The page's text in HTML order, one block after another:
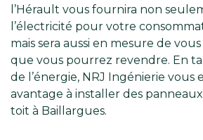
l’Hérault vous fournira non
l’électricité pour votre
mais sera aussi en mesure de
que vous pourrez revendre. En
de l’énergie, NRJ Ingénierie vous
avantage à installer des
toit à Baillargues.